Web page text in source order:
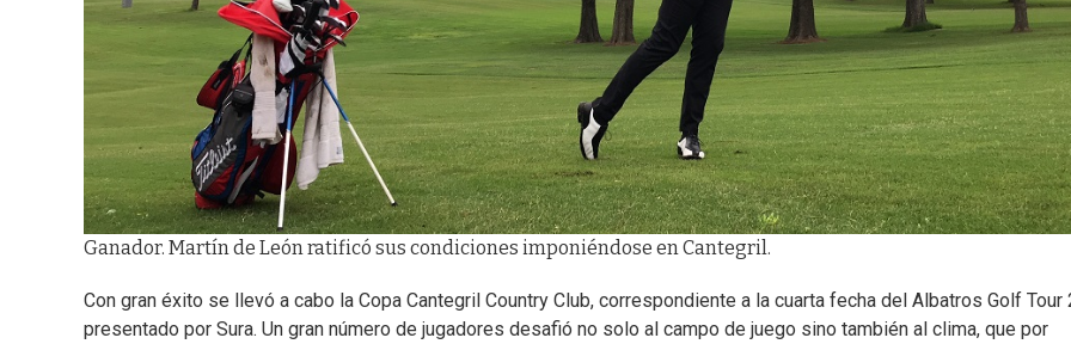
Ganador. Martín de León ratificó sus condiciones imponiéndose en Cantegril.
Con gran éxito se llevó a cabo la Copa Cantegril Country Club, correspondiente a la cuarta fecha del Albatros Golf Tour
presentado por Sura. Un gran número de jugadores desafió no solo al campo de juego sino también al clima, que por